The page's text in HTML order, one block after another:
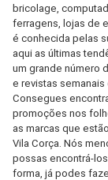
bricolage,
ferragens, lojas de
é conhecida pelas
aqui as últimas
um grande número
e revistas
Consegues
promoções nos
as marcas que
Vila Corça. Nós
possas encontrá-
forma, já podes